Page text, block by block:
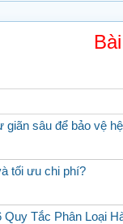
sâu để bảo vệ
tối ưu chi phí?
Tắc Phân Loại